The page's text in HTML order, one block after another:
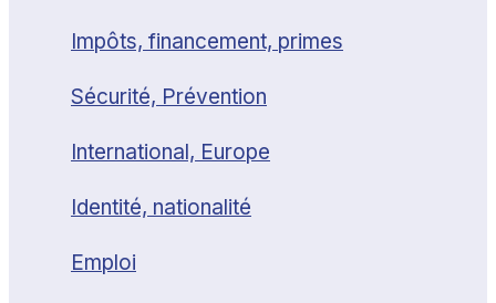
Impôts, financement, primes
Sécurité, Prévention
International, Europe
Identité, nationalité
Emploi